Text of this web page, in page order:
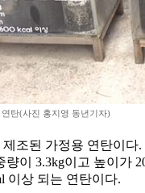
탄(사진 홍지영 동년기자)
조된 가정용 연탄이다
량이 3.3kg이고 높이가
이상 되는 연탄이다.